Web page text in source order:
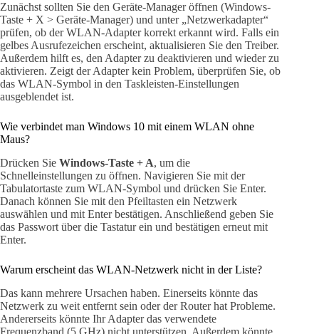
Zunächst sollten Sie den Geräte-Manager öffnen (Windows-
Taste + X > Geräte-Manager) und unter „Netzwerkadapter“
prüfen, ob der WLAN-Adapter korrekt erkannt wird. Falls ein
gelbes Ausrufezeichen erscheint, aktualisieren Sie den Treiber.
Außerdem hilft es, den Adapter zu deaktivieren und wieder zu
aktivieren. Zeigt der Adapter kein Problem, überprüfen Sie, ob
das WLAN-Symbol in den Taskleisten-Einstellungen
ausgeblendet ist.
Wie verbindet man Windows 10 mit einem WLAN ohne
Maus?
Drücken Sie Windows-Taste + A, um die
Schnelleinstellungen zu öffnen. Navigieren Sie mit der
Tabulatortaste zum WLAN-Symbol und drücken Sie Enter.
Danach können Sie mit den Pfeiltasten ein Netzwerk
auswählen und mit Enter bestätigen. Anschließend geben Sie
das Passwort über die Tastatur ein und bestätigen erneut mit
Enter.
Warum erscheint das WLAN-Netzwerk nicht in der Liste?
Das kann mehrere Ursachen haben. Einerseits könnte das
Netzwerk zu weit entfernt sein oder der Router hat Probleme.
Andererseits könnte Ihr Adapter das verwendete
Frequenzband (5 GHz) nicht unterstützen. Außerdem könnte